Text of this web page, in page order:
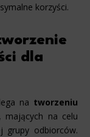
korzyści.
dla
na tworzeniu
, mających na celu
grupy odbiorców.